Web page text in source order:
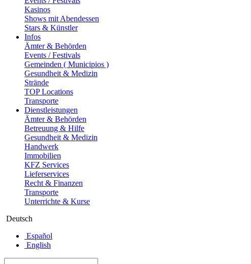
Kasinos
Shows mit Abendessen
Stars & Künstler
Infos
Ämter & Behörden
Events / Festivals
Gemeinden ( Municipios )
Gesundheit & Medizin
Strände
TOP Locations
Transporte
Dienstleistungen
Ämter & Behörden
Betreuung & Hilfe
Gesundheit & Medizin
Handwerk
Immobilien
KFZ Services
Lieferservices
Recht & Finanzen
Transporte
Unterrichte & Kurse
Deutsch
Español
English